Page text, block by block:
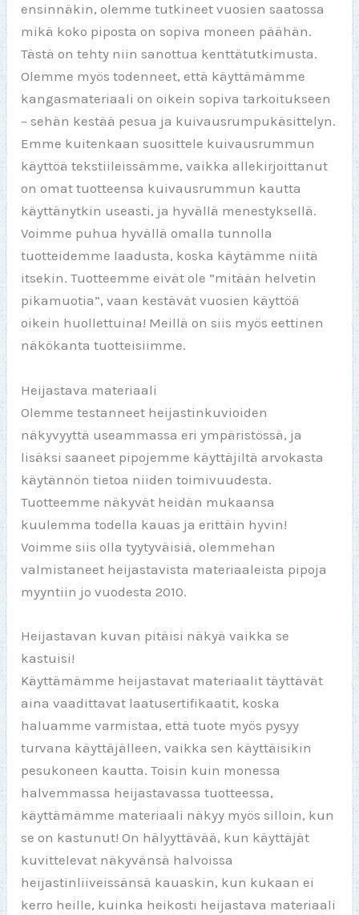
ensinnäkin, olemme tutkineet vuosien saatossa
mikä koko piposta on sopiva moneen päähän.
Tästä on tehty niin sanottua kenttätutkimusta.
Olemme myös todenneet, että käyttämämme
kangasmateriaali on oikein sopiva tarkoitukseen
– sehän kestää pesua ja kuivausrumpukäsittelyn.
Emme kuitenkaan suosittele kuivausrummun
käyttöä tekstiileissämme, vaikka allekirjoittanut
on omat tuotteensa kuivausrummun kautta
käyttänytkin useasti, ja hyvällä menestyksellä.
Voimme puhua hyvällä omalla tunnolla
tuotteidemme laadusta, koska käytämme niitä
itsekin. Tuotteemme eivät ole ”mitään helvetin
pikamuotia”, vaan kestävät vuosien käyttöä
oikein huollettuina! Meillä on siis myös eettinen
näkökanta tuotteisiimme.
Heijastava materiaali
Olemme testanneet heijastinkuvioiden
näkyvyyttä useammassa eri ympäristössä, ja
lisäksi saaneet pipojemme käyttäjiltä arvokasta
käytännön tietoa niiden toimivuudesta.
Tuotteemme näkyvät heidän mukaansa
kuulemma todella kauas ja erittäin hyvin!
Voimme siis olla tyytyväisiä, olemmehan
valmistaneet heijastavista materiaaleista pipoja
myyntiin jo vuodesta 2010.
Heijastavan kuvan pitäisi näkyä vaikka se
kastuisi!
Käyttämämme heijastavat materiaalit täyttävät
aina vaadittavat laatusertifikaatit, koska
haluamme varmistaa, että tuote myös pysyy
turvana käyttäjälleen, vaikka sen käyttäisikin
pesukoneen kautta. Toisin kuin monessa
halvemmassa heijastavassa tuotteessa,
käyttämämme materiaali näkyy myös silloin, kun
se on kastunut! On hälyyttävää, kun käyttäjät
kuvittelevat näkyvänsä halvoissa
heijastinliiveissänsä kauaskin, kun kukaan ei
kerro heille, kuinka heikosti heijastava materiaali